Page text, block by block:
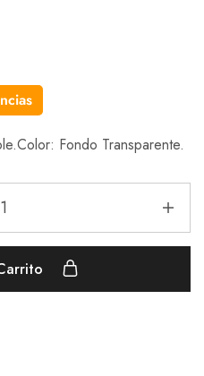
Fondo Transparente.